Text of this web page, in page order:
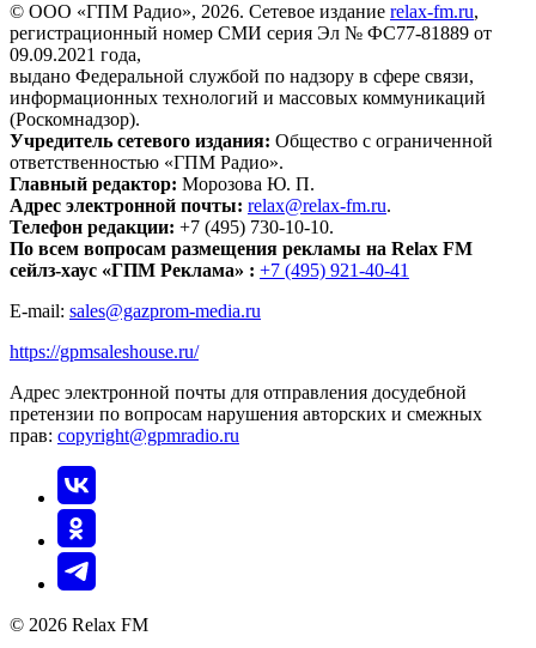
© ООО «ГПМ Радио», 2026. Сетевое издание relax-fm.ru,
регистрационный номер СМИ серия Эл № ФС77-81889 от
09.09.2021 года,
выдано Федеральной службой по надзору в сфере связи,
информационных технологий и массовых коммуникаций
(Роскомнадзор).
Учредитель сетевого издания: Общество с ограниченной
ответственностью «ГПМ Радио».
Главный редактор: Морозова Ю. П.
Адрес электронной почты: relax@relax-fm.ru.
Телефон редакции: +7 (495) 730-10-10.
По всем вопросам размещения рекламы на Relax FM
сейлз-хаус «ГПМ Реклама» : +7 (495) 921-40-41
E-mail: sales@gazprom-media.ru
https://gpmsaleshouse.ru/
Адрес электронной почты для отправления досудебной
претензии по вопросам нарушения авторских и смежных
прав: copyright@gpmradio.ru
© 2026 Relax FM